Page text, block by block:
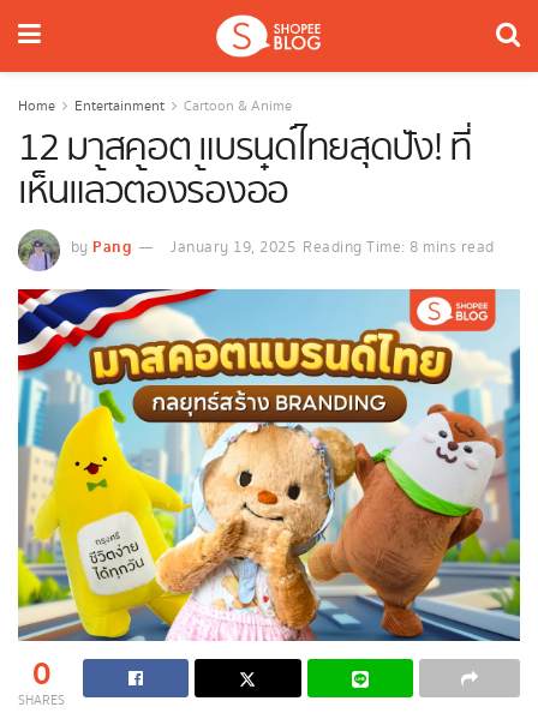
Home Entertainment Cartoon & Anime
12 มาสคอต แบรนด์ไทยสุดปัง! ที่
เห็นแล้วต้องร้องอ๋อ
by Pang January 19, 2025 Reading Time: 8 mins read
0
SHARES